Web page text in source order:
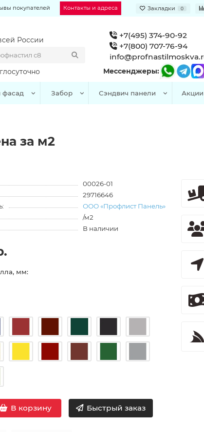
покупателей Контакты и адреса Закладки 0
России
+7(495) 374-90-92
+7(800) 707-76-94
Мессенджеры:
фасад Забор Сэндвич панели
за м2
00026-01
29716646
ООО «Профлист Панель»
/м2
В наличии
мм:
В корзину Быстрый заказ